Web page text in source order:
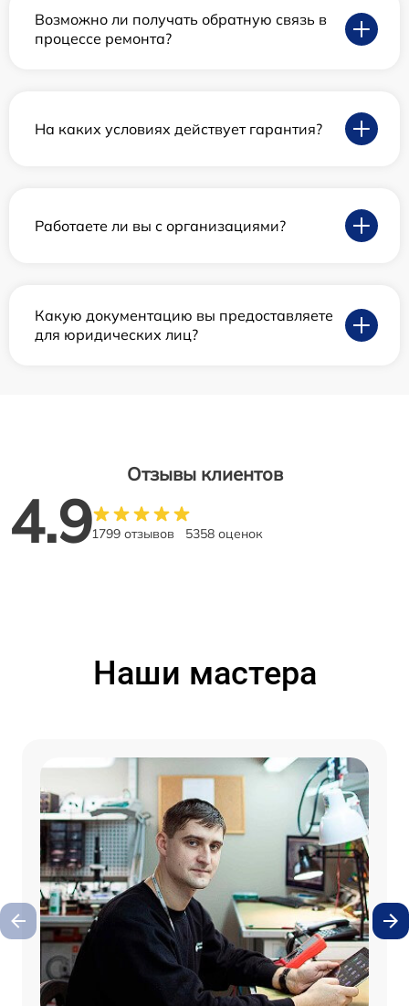
Возможно ли получать обратную связь в
процессе ремонта?
На каких условиях действует гарантия?
Работаете ли вы с организациями?
Какую документацию вы предоставляете
для юридических лиц?
Отзывы клиентов
4.91799 отзывов 5358 оценок
Наши мастера